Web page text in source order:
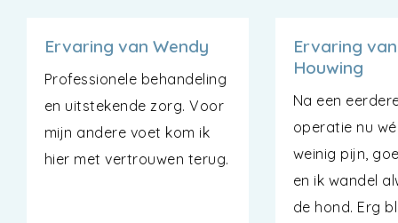
Ervaring van Wendy
Professionele behandeling
en uitstekende zorg. Voor
mijn andere voet kom ik
hier met vertrouwen terug.
Ervaring
Houwing
Na een
operatie nu
weinig pijn,
en ik wandel
de hond. Erg